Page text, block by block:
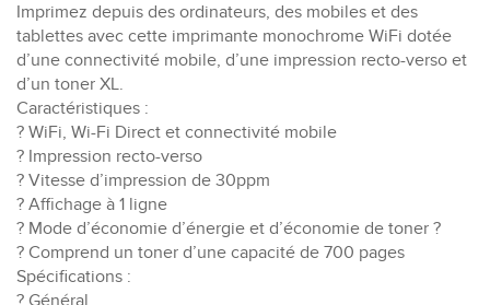
Imprimez depuis des ordinateurs, des mobiles et des
tablettes avec cette imprimante monochrome WiFi dotée
d’une connectivité mobile, d’une impression recto-verso et
d’un toner XL.
Caractéristiques :
? WiFi, Wi-Fi Direct et connectivité mobile
? Impression recto-verso
? Vitesse d’impression de 30ppm
? Affichage à 1 ligne
? Mode d’économie d’énergie et d’économie de toner ?
? Comprend un toner d’une capacité de 700 pages
Spécifications :